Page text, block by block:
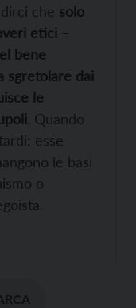
che solo
etici –
bene
sgretolare dai
le
. Quando
esse
le basi
o